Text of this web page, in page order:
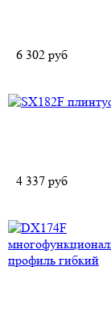
6 302 руб
4 337 руб